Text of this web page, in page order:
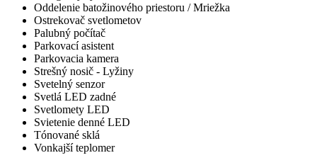
Oddelenie batožinového priestoru / Mriežka
Ostrekovač svetlometov
Palubný počítač
Parkovací asistent
Parkovacia kamera
Strešný nosič - Lyžiny
Svetelný senzor
Svetlá LED zadné
Svetlomety LED
Svietenie denné LED
Tónované sklá
Vonkajší teplomer